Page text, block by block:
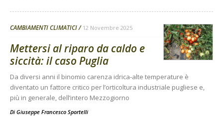
CAMBIAMENTI CLIMATICI 12 Novembre 2025
Mettersi al riparo da caldo e
siccità: il caso Puglia
Da diversi anni il binomio carenza idrica-alte temperature è
diventato un fattore critico per l’orticoltura industriale pugliese e,
più in generale, dell’intero Mezzogiorno
Di Giuseppe Francesco Sportelli